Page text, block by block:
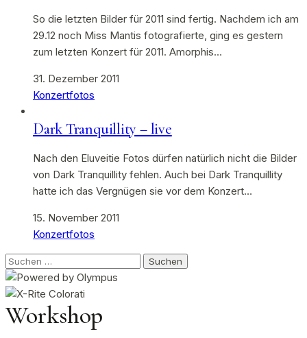
So die letzten Bilder für 2011 sind fertig. Nachdem ich am
29.12 noch Miss Mantis fotografierte, ging es gestern
zum letzten Konzert für 2011. Amorphis…
31. Dezember 2011
Konzertfotos
Dark Tranquillity – live
Nach den Eluveitie Fotos dürfen natürlich nicht die Bilder
von Dark Tranquillity fehlen. Auch bei Dark Tranquillity
hatte ich das Vergnügen sie vor dem Konzert…
15. November 2011
Konzertfotos
Suchen
nach:
Workshop